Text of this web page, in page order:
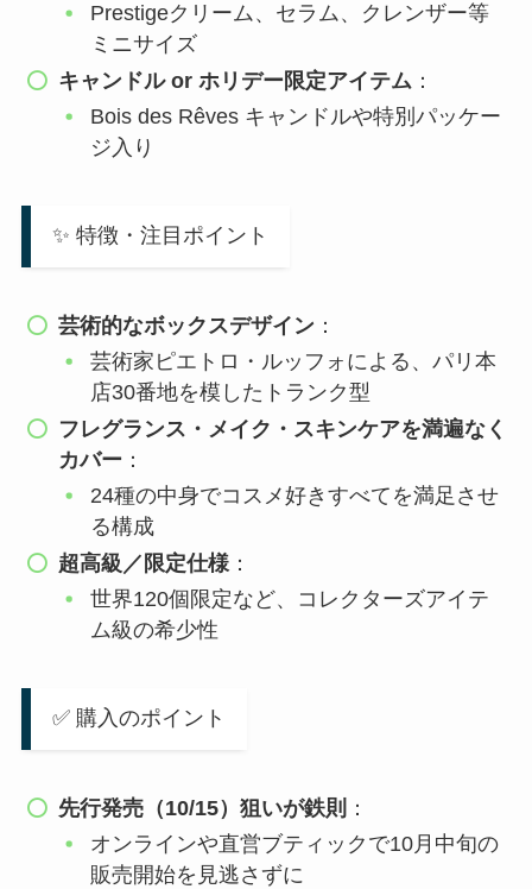
Prestigeクリーム、セラム、クレンザー等
ミニサイズ
キャンドル or ホリデー限定アイテム ：
Bois des Rêves キャンドルや特別パッケー
ジ入り
✨ 特徴・注目ポイント
芸術的なボックスデザイン ：
芸術家ピエトロ・ルッフォによる、パリ本
店30番地を模したトランク型
フレグランス・メイク・スキンケアを満遍なく
カバー ：
24種の中身でコスメ好きすべてを満足させ
る構成
超高級／限定仕様 ：
世界120個限定など、コレクターズアイテ
ム級の希少性
✅ 購入のポイント
先行発売（10/15）狙いが鉄則 ：
オンラインや直営ブティックで10月中旬の
販売開始を見逃さずに